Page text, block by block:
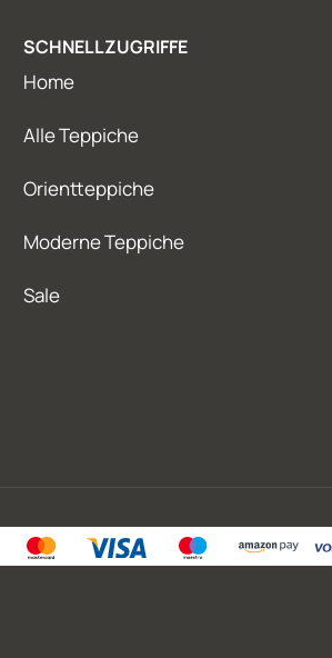
SCHNELLZUGRIFFE
Home
Alle Teppiche
Orientteppiche
Moderne Teppiche
Sale